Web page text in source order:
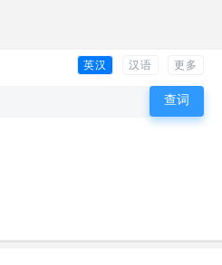
英汉 汉语 更多